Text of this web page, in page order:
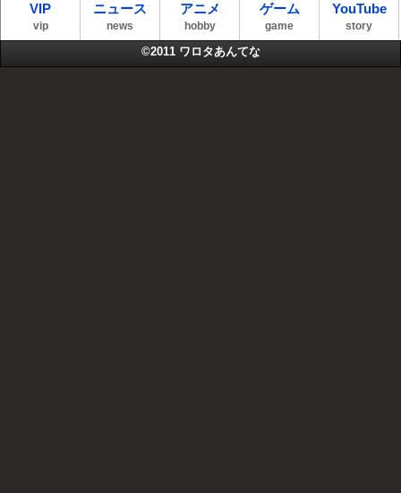
VIP
vip
ニュース
news
アニメ
hobby
ゲーム
game
YouTube
story
©2011 ワロタあんてな